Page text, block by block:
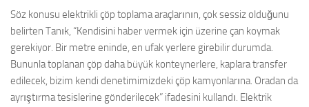
Söz konusu elektrikli çöp toplama araçlarının, çok sessiz olduğunu
belirten Tanık, “Kendisini haber vermek için üzerine çan koymak
gerekiyor. Bir metre eninde, en ufak yerlere girebilir durumda.
Bununla toplanan çöp daha büyük konteynerlere, kaplara transfer
edilecek, bizim kendi denetimimizdeki çöp kamyonlarına. Oradan da
ayrıştırma tesislerine gönderilecek” ifadesini kullandı. Elektrik